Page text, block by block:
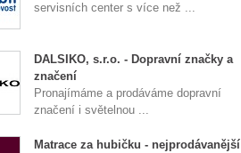
servisních center s více než ...
DALSIKO, s.r.o. - Dopravní značky a
značení
Pronajímáme a prodáváme dopravní
značení i světelnou ...
Matrace za hubičku - nejprodávanější